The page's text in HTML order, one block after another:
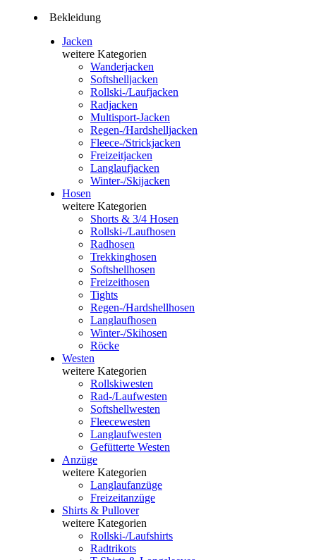
Bekleidung
Jacken
weitere Kategorien
Wanderjacken
Softshelljacken
Rollski-/Laufjacken
Radjacken
Multisport-Jacken
Regen-/Hardshelljacken
Fleece-/Strickjacken
Freizeitjacken
Langlaufjacken
Winter-/Skijacken
Hosen
weitere Kategorien
Shorts & 3/4 Hosen
Rollski-/Laufhosen
Radhosen
Trekkinghosen
Softshellhosen
Freizeithosen
Tights
Regen-/Hardshellhosen
Langlaufhosen
Winter-/Skihosen
Röcke
Westen
weitere Kategorien
Rollskiwesten
Rad-/Laufwesten
Softshellwesten
Fleecewesten
Langlaufwesten
Gefütterte Westen
Anzüge
weitere Kategorien
Langlaufanzüge
Freizeitanzüge
Shirts & Pullover
weitere Kategorien
Rollski-/Laufshirts
Radtrikots